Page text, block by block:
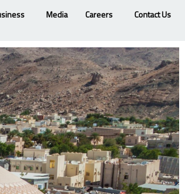
Media Careers Contact Us